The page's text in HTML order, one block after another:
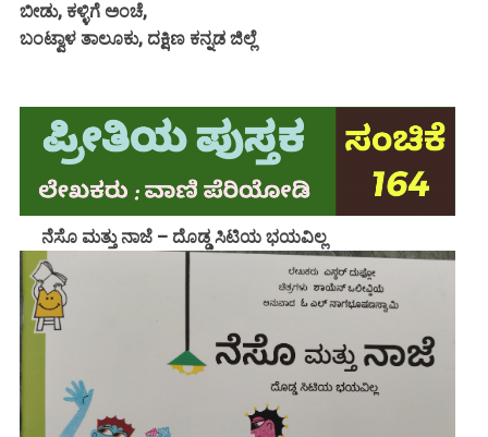
ಬೀಡು, ಕಳ್ಳಿಗೆ ಅಂಚೆ,
ಬಂಟ್ವಾಳ ತಾಲೂಕು, ದಕ್ಷಿಣ ಕನ್ನಡ ಜಿಲ್ಲೆ
ನೆಸೊ ಮತ್ತು ನಾಜೆ – ದೊಡ್ಡ ಸಿಟಿಯ ಭಯವಿಲ್ಲ